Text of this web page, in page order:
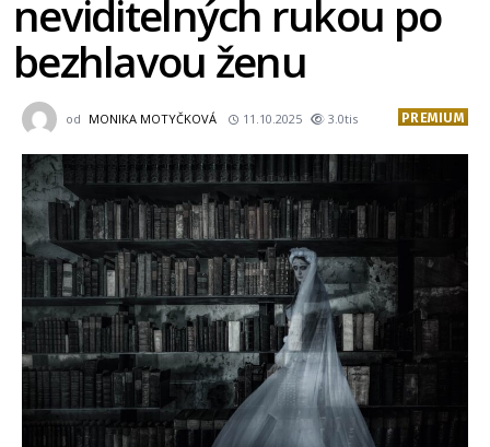
neviditelných rukou po
bezhlavou ženu
od MONIKA MOTYČKOVÁ 11.10.2025 3.0tis PREMIUM